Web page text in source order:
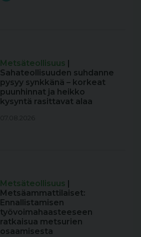
Metsäteollisuus
Sahateollisuuden suhdanne
pysyy synkkänä – korkeat
puunhinnat ja heikko
kysyntä rasittavat alaa
07.08.2026
Metsäteollisuus
Metsäammattilaiset:
Ennallistamisen
työvoimahaasteeseen
ratkaisua metsurien
osaamisesta